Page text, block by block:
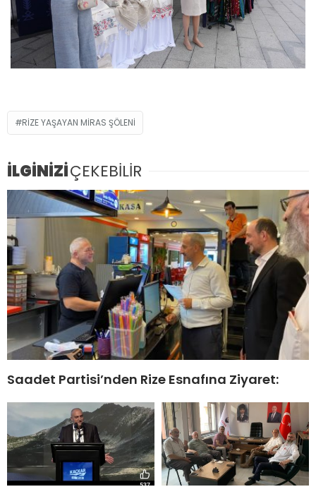
RİZE YAŞAYAN MİRAS ŞÖLENİ
İLGİNİZİÇEKEBİLİR
Saadet Partisi’nden Rize Esnafına Ziyaret: